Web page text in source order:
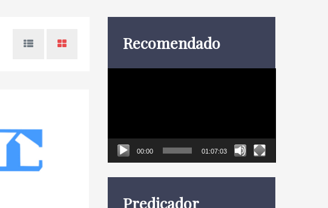
Recomendado
00:00 01:07:03
Predicador